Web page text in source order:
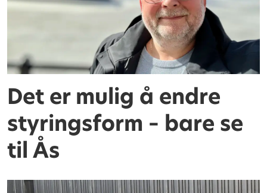
Det er mulig å endre
styringsform – bare se
til Ås